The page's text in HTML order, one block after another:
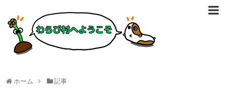
ホーム 記事